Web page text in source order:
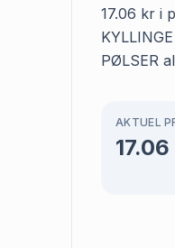
17.06 kr i
PØLSER
AKTUEL
17.06